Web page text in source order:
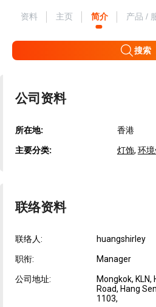
资料 主页 简介 产品 /
搜索
公司资料
所在地: 香港
主要分类: 灯饰, 环
联络资料
联络人: huangshirley
职衔: Manager
公司地址:
Mongkok, KLN,
Road, Hang
1103,